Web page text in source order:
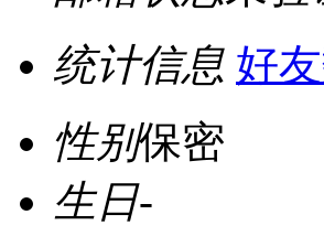
统计信息 好
性别保密
生日-